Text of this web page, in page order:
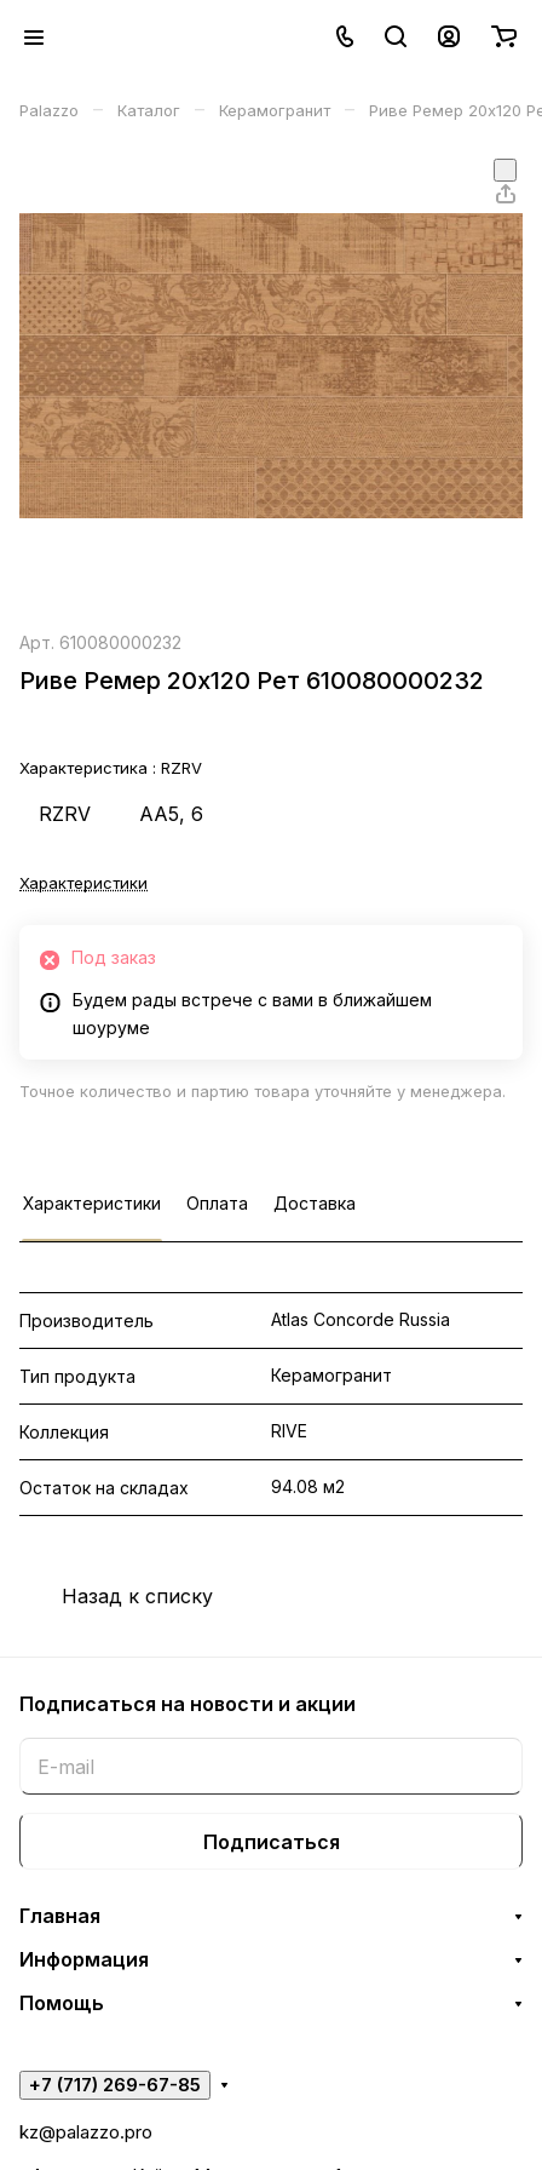
Palazzo – Каталог – Керамогранит – Риве Ремер 20x120
Арт. 610080000232
Риве Ремер 20x120 Рет 610080000232
Характеристика : RZRV
RZRV AA5, 6
Характеристики
Под заказ
Будем рады встрече с вами в ближайшем
шоуруме
Точное количество и партию товара уточняйте у менеджера.
Характеристики Оплата Доставка
Производитель Atlas Concorde Russia
Тип продукта Керамогранит
Коллекция RIVE
Остаток на складах 94.08 м2
Назад к списку
Подписаться на новости и акции
Подписаться
Главная
Информация
Помощь
+7 (717) 269-67-85
kz@palazzo.pro